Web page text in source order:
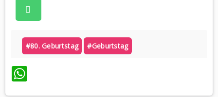
#80. Geburtstag #geburtstag
WhatsApp